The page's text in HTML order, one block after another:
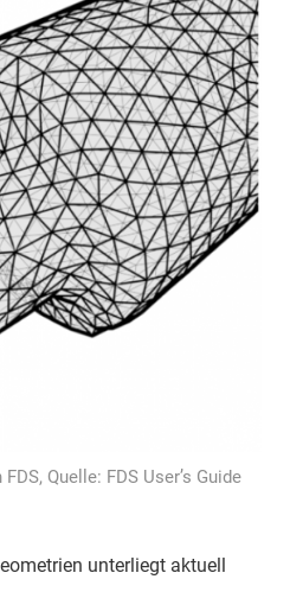
Quelle: FDS User’s Guide
unterliegt aktuell